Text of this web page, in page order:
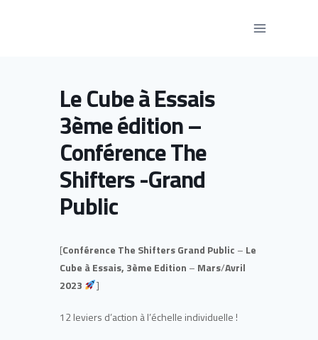
Le Cube à Essais
3ème édition –
Conférence The
Shifters -Grand
Public
[Conférence The Shifters Grand Public – Le
Cube à Essais, 3ème Edition – Mars/Avril
2023
]
12 leviers d’action à l’échelle individuelle !